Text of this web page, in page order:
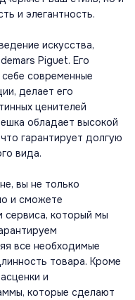
и элегантность.
искусства,
Piguet. Его
современные
делает его
ценителей
обладает высокой
гарантирует долгую
вида.
вы не только
и сможете
сервиса, который мы
все необходимые
товара. Кроме
и
которые сделают